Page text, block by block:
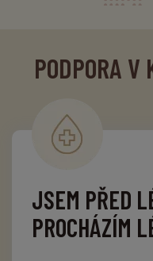
PODPORA V
JSEM PŘED
PROCHÁZÍM